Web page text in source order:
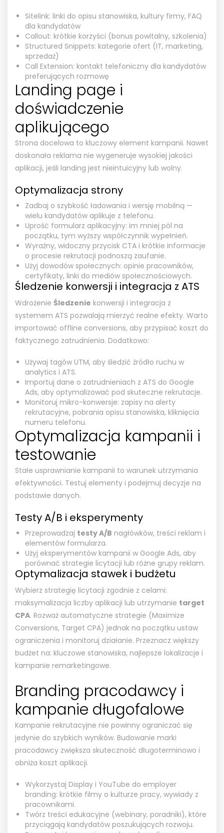
Sitelink: linki do opisu stanowiska, kultury firmy, FAQ
dla kandydatów
Callout: krótkie korzyści (bonus powitalny, szkolenia)
Structured Snippets: kategorie ofert (IT, marketing,
sprzedaż)
Call Extension: kontakt telefoniczny dla kandydatów
preferujących rozmowę
Landing page i
doświadczenie
aplikującego
Strona docelowa to kluczowy element kampanii. Nawet
doskonała reklama nie wygeneruje wysokiej jakości
aplikacji, jeśli landing jest nieintuicyjny lub wolny.
Optymalizacja strony
Zadbaj o szybkość ładowania i wersję mobilną —
wielu kandydatów aplikuje z telefonu.
Uprość formularz aplikacyjny: im mniej pól na
początku, tym wyższy współczynnik wypełnień.
Wyraźny, widoczny przycisk CTA i krótkie informacje
o procesie rekrutacji podnoszą zaufanie.
Użyj dowodów społecznych: opinie pracowników,
certyfikaty, linki do mediów społecznościowych.
Śledzenie konwersji i integracja z ATS
Wdrożenie Śledzenie konwersji i integracja z
systemem ATS pozwalają mierzyć realne efekty. Warto
importować offline conversions, aby przypisać koszt do
faktycznego zatrudnienia. Dodatkowo:
Używaj tagów UTM, aby śledzić źródło ruchu w
analytics i ATS.
Importuj dane o zatrudnieniach z ATS do Google
Ads, aby optymalizować pod skuteczne rekrutacje.
Monitoruj mikro-konwersje: zapisy na alerty
rekrutacyjne, pobrania opisu stanowiska, kliknięcia
numeru telefonu.
Optymalizacja kampanii i
testowanie
Stałe usprawnianie kampanii to warunek utrzymania
efektywności. Testuj elementy i podejmuj decyzje na
podstawie danych.
Testy A/B i eksperymenty
Przeprowadzaj testy A/B nagłówków, treści reklam i
elementów formularza.
Użyj eksperymentów kampanii w Google Ads, aby
porównać strategie licytacji lub różne grupy reklam.
Optymalizacja stawek i budżetu
Wybierz strategię licytacji zgodnie z celami:
maksymalizacja liczby aplikacji lub utrzymanie target
CPA. Rozważ automatyczne strategie (Maximize
Conversions, Target CPA) jednak na początku ustaw
ograniczenia i monitoruj działanie. Przeznacz większy
budżet na: kluczowe stanowiska, najlepsze lokalizacje i
kampanie remarketingowe.
Branding pracodawcy i
kampanie długofalowe
Kampanie rekrutacyjne nie powinny ograniczać się
jedynie do szybkich wyników. Budowanie marki
pracodawcy zwiększa skuteczność długoterminowo i
obniża koszt aplikacji.
Wykorzystaj Display i YouTube do employer
branding: krótkie filmy o kulturze pracy, wywiady z
pracownikami.
Twórz treści edukacyjne (webinary, poradniki), które
przyciągają kandydatów poszukujących rozwoju.